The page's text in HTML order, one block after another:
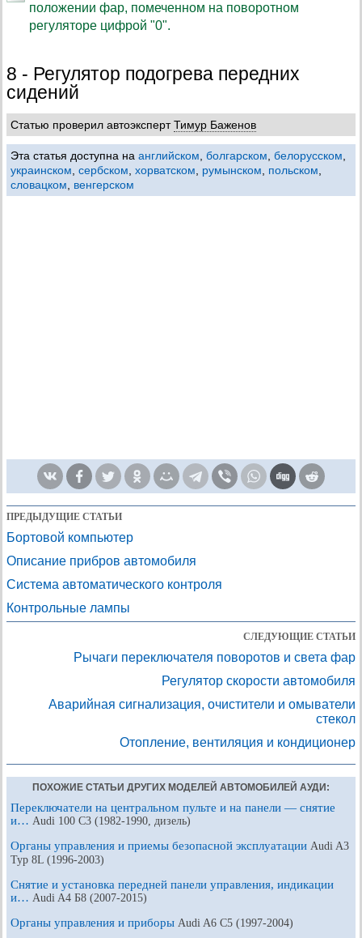
положении фар, помеченном на поворотном
регуляторе цифрой "0".
8 - Регулятор подогрева передних
сидений
Статью проверил автоэкспертТимур Баженов
Эта статья доступна на английском болгарском белорусском
украинском сербском хорватском румынском польском
словацком
венгерском
ПРЕДЫДУЩИЕ СТАТЬИ
Бортовой компьютер
Описание прибров автомобиля
Система автоматического контроля
Контрольные лампы
СЛЕДУЮЩИЕ СТАТЬИ
Рычаги переключателя поворотов и света фар
Регулятор скорости автомобиля
Аварийная сигнализация, очистители и омыватели
стекол
Отопление, вентиляция и кондиционер
ПОХОЖИЕ СТАТЬИ ДРУГИХ МОДЕЛЕЙ АВТОМОБИЛЕЙ АУДИ:
Переключатели на центральном пульте и на панели — снятие
и… Audi 100 С3 (1982-1990, дизель)
Органы управления и приемы безопасной эксплуатации Audi A3
Typ 8L (1996-2003)
Снятие и установка передней панели управления, индикации
и… Audi A4 Б8 (2007-2015)
Органы управления и приборы Audi A6 С5 (1997-2004)